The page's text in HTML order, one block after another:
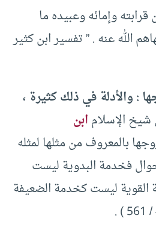
وإمائه وعبيده ما
الله عنه . ” تفسير ابن كثير
: والأدلة في ذلك كثيرة ،
شيخ الإسلامابن
بالمعروف من مثلها لمثله
فخدمة البدوية ليست
ليست كخدمة الضعيفة